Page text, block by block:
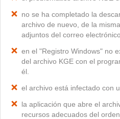
no se ha completado la
archivo de nuevo, de la
adjuntos del correo
en el "Registro Windows" no
del archivo KGE con el
él.
el archivo está infectado con
la aplicación que abre el
recursos adecuados del